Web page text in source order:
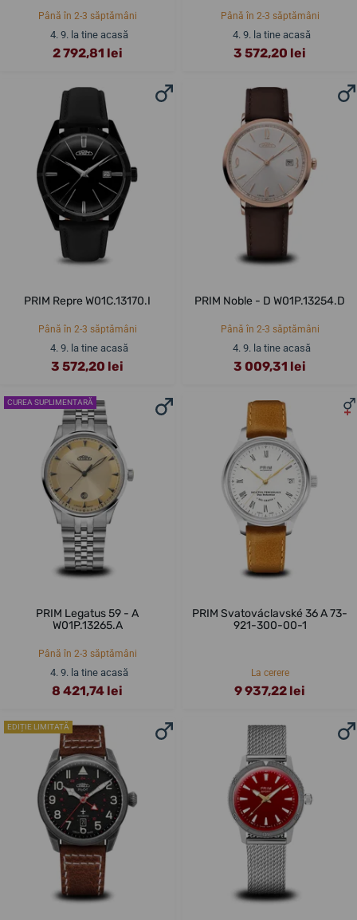
Până în 2-3 săptămâni
4. 9. la tine acasă
2 792,81 lei
Până în 2-3 săptămâni
4. 9. la tine acasă
3 572,20 lei
PRIM Repre W01C.13170.I
Până în 2-3 săptămâni
4. 9. la tine acasă
3 572,20 lei
PRIM Noble - D W01P.13254.D
Până în 2-3 săptămâni
4. 9. la tine acasă
3 009,31 lei
CUREA SUPLIMENTARĂ
PRIM Legatus 59 - A
W01P.13265.A
Până în 2-3 săptămâni
4. 9. la tine acasă
8 421,74 lei
PRIM Svatováclavské 36 A 73-
921-300-00-1
La cerere
9 937,22 lei
EDIȚIE LIMITATĂ